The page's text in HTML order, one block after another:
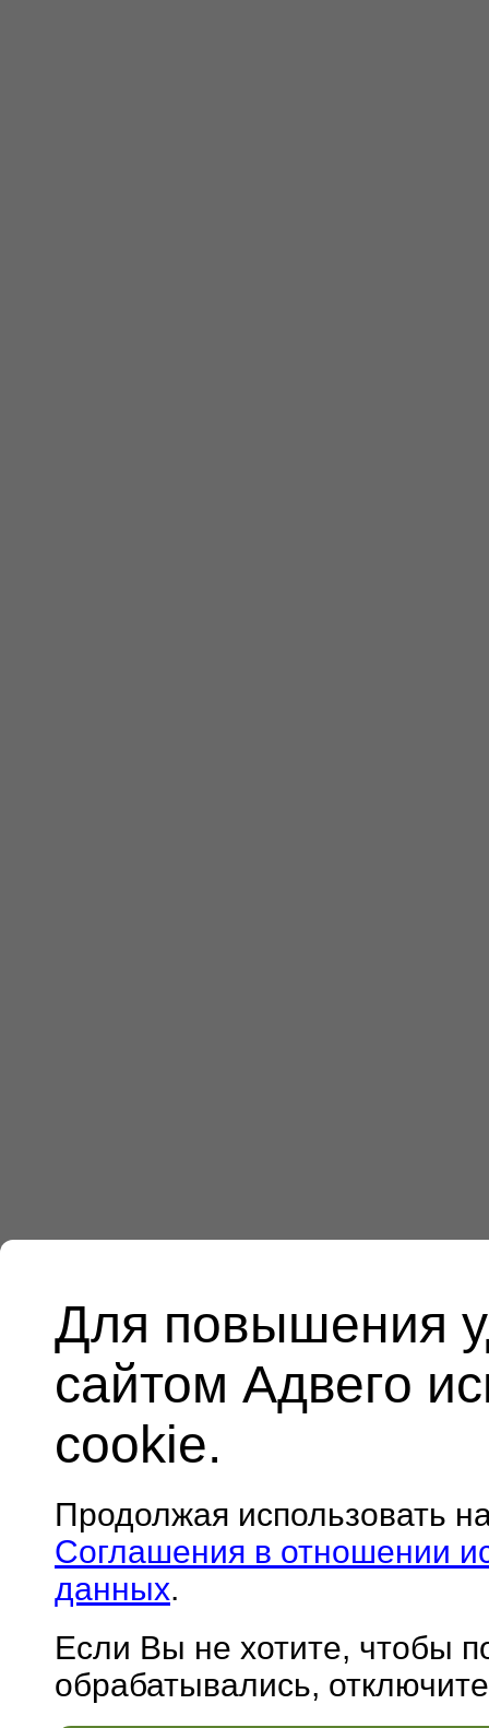
Для повышения
сайтом Адвего
cookie.
Продолжая использовать
Соглашения в отношении
данных.
Если Вы не хотите, чтобы
обрабатывались,